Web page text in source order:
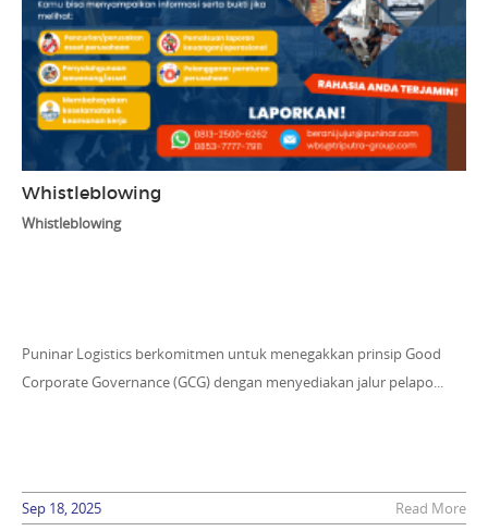
Whistleblowing
Whistleblowing
Puninar Logistics berkomitmen untuk menegakkan prinsip Good
Corporate Governance (GCG) dengan menyediakan jalur pelapo...
Sep 18, 2025 Read More